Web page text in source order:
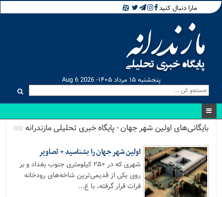
مارا دنبال کنید
پنجشنبه ۱۵ مرداد ۱۴۰۵- Aug 6 2026
بایگانی‌های اولین شهر جهان - پایگاه خبری تحلیلی مازندرانه
اولین شهر جهان را بشناسید + تصاویر
شهری که در ۲۵۰ کیلومتری جنوب بغداد و بر
روی یکی از قدیمی‌ترین شاخه‌های رودخانه
فرات قرار گرفته، با ع...